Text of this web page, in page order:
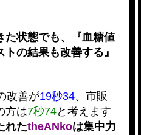
た状態でも、『血糖値
の結果も改善する』
改善が19秒34、市販
方は7秒74と考えます
れたtheANkoは集中力